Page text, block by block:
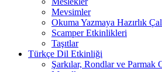
Mevsimler
Okuma Yazmaya Hazırlık
Scamper Etkinlikleri
Taşıtlar
Türkçe Dil Etkinliği
Şarkılar, Rondlar ve Parmak